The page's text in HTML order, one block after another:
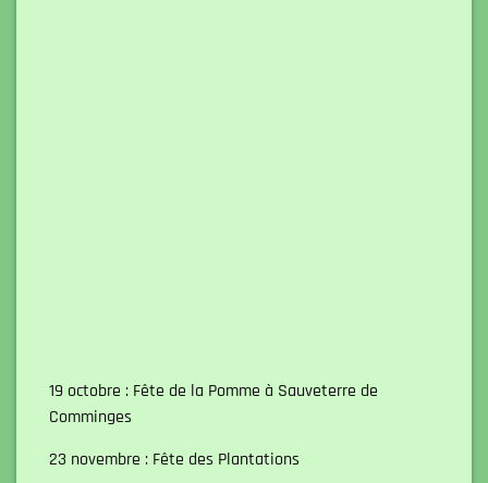
19 octobre : Fête de la Pomme à Sauveterre de
Comminges
23 novembre : Fête des Plantations